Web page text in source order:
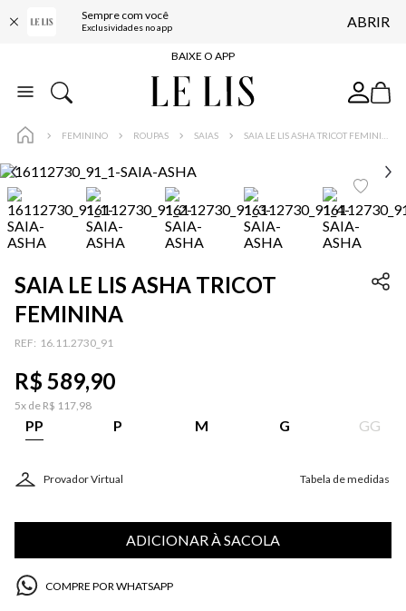
Sempre com você
Exclusividades no app ABRIR
FRETE GRÁTIS*
BAIXE O APP
10% OFF NA PRIMEIRA COMPRA*
FRETE GRÁTIS*
BAIXE O APP
10% OFF NA PRIMEIRA COMPRA*
FEMININO ROUPAS SAIAS
SAIA LE LIS ASHA TRICOT
FEMININA
: 16.11.2730_91
R$ 589,90
5x de R$ 117,98
PP P M G GG
Provador Virtual Tabela de medidas
ADICIONAR À SACOLA
COMPRE POR WHATSAPP